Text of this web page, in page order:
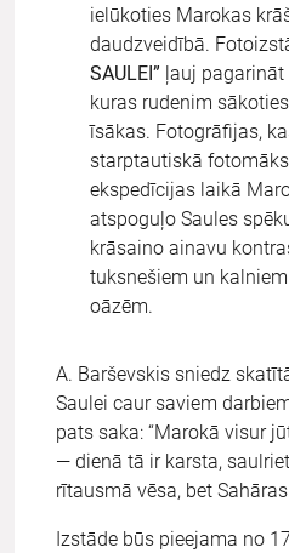
ielūkoties Marokas
daudzveidībā.
SAULEI” ļauj
kuras rudenim
īsākas. Fotogrāfijas,
starptautiskā
ekspedīcijas laikā
atspoguļo Saules
krāsaino ainavu
tuksnešiem un
oāzēm.
A. Barševskis sniedz
Saulei caur saviem
pats saka: “Marokā visur
— dienā tā ir karsta,
rītausmā vēsa, bet
Izstāde būs pieejama no